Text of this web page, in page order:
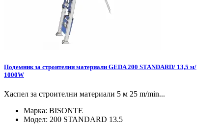
Подемник за строителни материали GEDA 200 STANDARD/ 13,5 м/
1000W
Хаспел за строителни материали 5 м 25 m/min...
Марка: BISONTE
Модел: 200 STANDARD 13.5